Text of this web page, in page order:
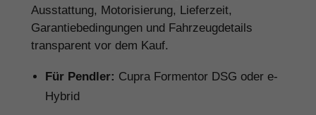
Ausstattung, Motorisierung, Lieferzeit,
Garantiebedingungen und Fahrzeugdetails
transparent vor dem Kauf.
Für Pendler: Cupra Formentor DSG oder e-
Hybrid